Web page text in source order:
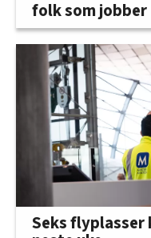
folk som jobber
Seks flyplasser